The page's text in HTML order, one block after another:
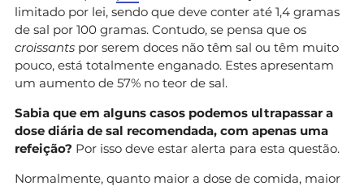
limitado por lei, sendo que deve conter até 1,4 gramas
de sal por 100 gramas. Contudo, se pensa que os
croissants por serem doces não têm sal ou têm muito
pouco, está totalmente enganado. Estes apresentam
um aumento de 57% no teor de sal.
Sabia que em alguns casos podemos ultrapassar a
dose diária de sal recomendada, com apenas uma
refeição? Por isso deve estar alerta para esta questão.
Normalmente, quanto maior a dose de comida, maior